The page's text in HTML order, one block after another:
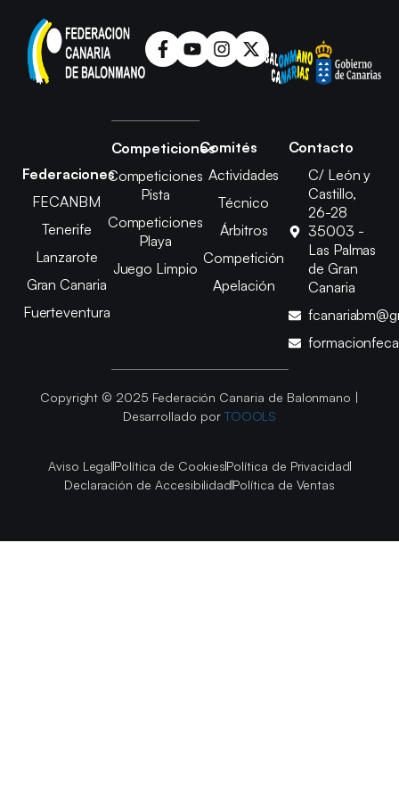
Federaciones
FECANBM
Tenerife
Lanzarote
Gran Canaria
Fuerteventura
Competiciones
Competiciones
Pista
Competiciones
Playa
Juego Limpio
Comités
Actividades
Técnico
Árbitros
Competición
Apelación
Contacto
C/ León y
Castillo,
26-28
35003 -
Las Palmas
de Gran
Canaria
Copyright © 2025 Federación Canaria de Balonmano |
Desarrollado por TOOOLS
Aviso LegalPolítica de CookiesPolítica de Privacidad
Declaración de AccesibilidadPolítica de Ventas